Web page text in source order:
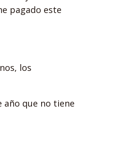
pagado este
los
año que no tiene